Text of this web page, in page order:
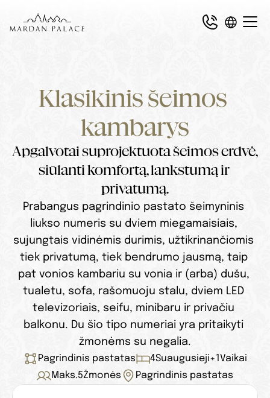
Klasikinis šeimos
kambarys
Apgalvotai suprojektuota šeimos erdvė,
siūlanti komfortą, lankstumą ir
privatumą.
Pagrindinis pastatas 4Suaugusieji+1 Vaikai
Maks.5Žmonės Pagrindinis pastatas
Prabangus pagrindinio pastato šeimyninis
liukso numeris su dviem miegamaisiais,
sujungtais vidinėmis durimis, užtikrinančiomis
tiek privatumą, tiek bendrumo jausmą, taip
pat vonios kambariu su vonia ir (arba) dušu,
tualetu, sofa, rašomuoju stalu, dviem LED
televizoriais, seifu, minibaru ir privačiu
balkonu. Du šio tipo numeriai yra pritaikyti
žmonėms su negalia.